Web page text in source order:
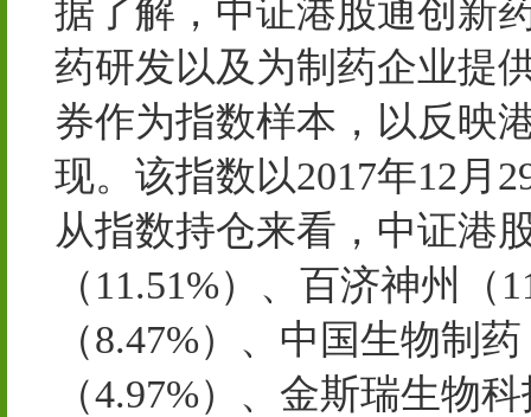
据了解，中证港股通创新
药研发以及为制药企业提
券作为指数样本，以反映
现。该指数以2017年12月
从指数持仓来看，中证港
（11.51%）、百济神州
（8.47%）、中国生物制
（4.97%）、金斯瑞生物